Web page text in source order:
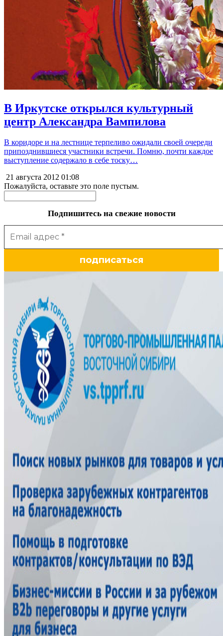
В Иркутске открылся культурный
центр Александра Вампилова
В коридоре и на лестнице терпеливо ожидали своей очереди
припозднившиеся участники встречи. Помню, почти каждое
выступление содержало в себе тоску…
21 августа 2012 01:08
Пожалуйста, оставьте это поле пустым.
Подпишитесь на свежие новости